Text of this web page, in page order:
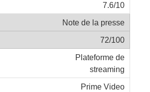
7.6/10
Note de la presse
72/100
Plateforme de
streaming
Prime Video